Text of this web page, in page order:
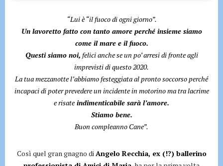
“Lui è “il fuoco di ogni giorno”.
Un lavoretto fatto con tanto amore perché insieme siamo
come il mare e il fuoco.
Questi siamo noi, felici anche se un po’ arresi di fronte agli
imprevisti di questo 2020.
La tua mezzanotte l’abbiamo festeggiata al pronto soccorso perché
incapaci di poter prevedere un incidente in motorino ma tra lacrime
e risate indimenticabile sarà l’amore.
Stiamo bene.
Buon compleanno Cane”.
Così quel gran gnagno diAngelo Recchia, ex (!?) ballerino